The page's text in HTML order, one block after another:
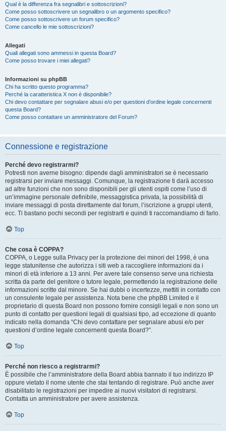
Qual è la differenza fra segnalibri e sottoscrizioni?
Come posso sottoscrivere un segnalibro o un argomento specifico?
Come posso sottoscrivere un forum specifico?
Come cancello le mie sottoscrizioni?
Allegati
Quali allegati sono ammessi in questa Board?
Come posso trovare i miei allegati?
Informazioni su phpBB
Chi ha scritto questo programma?
Perché la caratteristica X non è disponibile?
Chi devo contattare per segnalare abusi e/o per questioni d’ordine legale concernenti
questa Board?
Come posso contattare un amministratore del Forum?
Connessione e registrazione
Perché devo registrarmi?
Potresti non averne bisogno: dipende dagli amministratori se è necessario
registrarsi per inviare messaggi. Comunque, la registrazione ti darà accesso
ad altre funzioni che non sono disponibili per gli utenti ospiti come l’uso di
un’immagine personale definibile, messaggistica privata, la possibilità di
inviare messaggi di posta direttamente dal forum, l’iscrizione a gruppi utenti,
ecc. Ti bastano pochi secondi per registrarti e quindi ti raccomandiamo di farlo.
Top
Che cosa è COPPA?
COPPA, o Legge sulla Privacy per la protezione dei minori del 1998, è una
legge statunitense che autorizza i siti web a raccogliere informazioni da i
minori di età inferiore a 13 anni. Per avere tale consenso serve una richiesta
scritta da parte del genitore o tutore legale, permettendo la registrazione delle
informazioni scritte dal minore. Se hai dubbi o incertezze, mettiti in contatto con
un consulente legale per assistenza. Nota bene che phpBB Limited e il
proprietario di questa Board non possono fornire consigli legali e non sono un
punto di contatto per questioni legali di qualsiasi tipo, ad eccezione di quanto
indicato nella domanda “Chi devo contattare per segnalare abusi e/o per
questioni d’ordine legale concernenti questa Board?”.
Top
Perché non riesco a registrarmi?
È possibile che l’amministratore della Board abbia bannato il tuo indirizzo IP
oppure vietato il nome utente che stai tentando di registrare. Può anche aver
disabilitato le registrazioni per impedire ai nuovi visitatori di registrarsi.
Contatta un amministratore per avere assistenza.
Top